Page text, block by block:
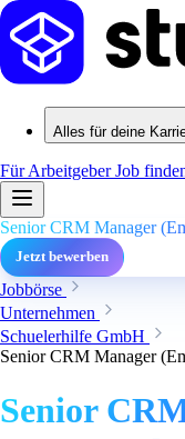
Alles für deine
Für ArbeitgeberJob
Senior CRM Manager
Jetzt bewerben
Jobbörse
Unternehmen
Schuelerhilfe GmbH
Senior CRM Manager
Senior